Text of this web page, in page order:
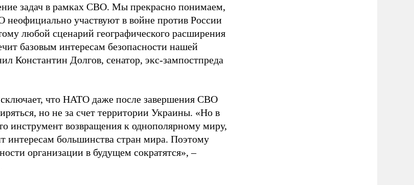
задач в рамках СВО. Мы прекрасно понимаем,
неофициально участвуют в войне против России
любой сценарий географического расширения
базовым интересам безопасности нашей
Константин Долгов, сенатор, экс-зампостпреда
что НАТО даже после завершения СВО
но не за счет территории Украины. «Но в
инструмент возвращения к однополярному миру,
интересам большинства стран мира. Поэтому
организации в будущем сократятся», –